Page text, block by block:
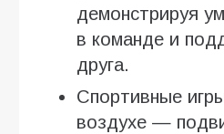
демонстрируя
в команде и
друга.
Спортивные
воздухе —